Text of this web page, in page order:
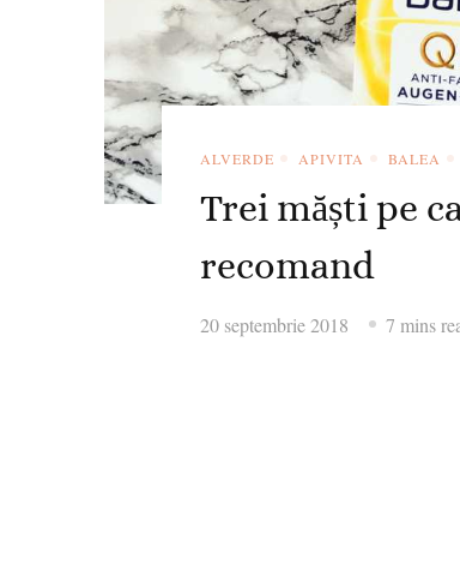
ALVERDE APIVITA BALEA
Trei măști pe
recomand
20 septembrie 2018 7 mins